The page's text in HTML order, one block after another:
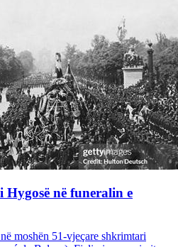
në funeralin e
moshën 51-vjeçare shkrimtari